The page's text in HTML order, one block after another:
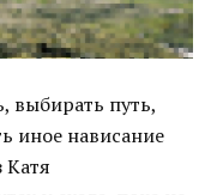
выбирать путь,
иное нависание
Катя